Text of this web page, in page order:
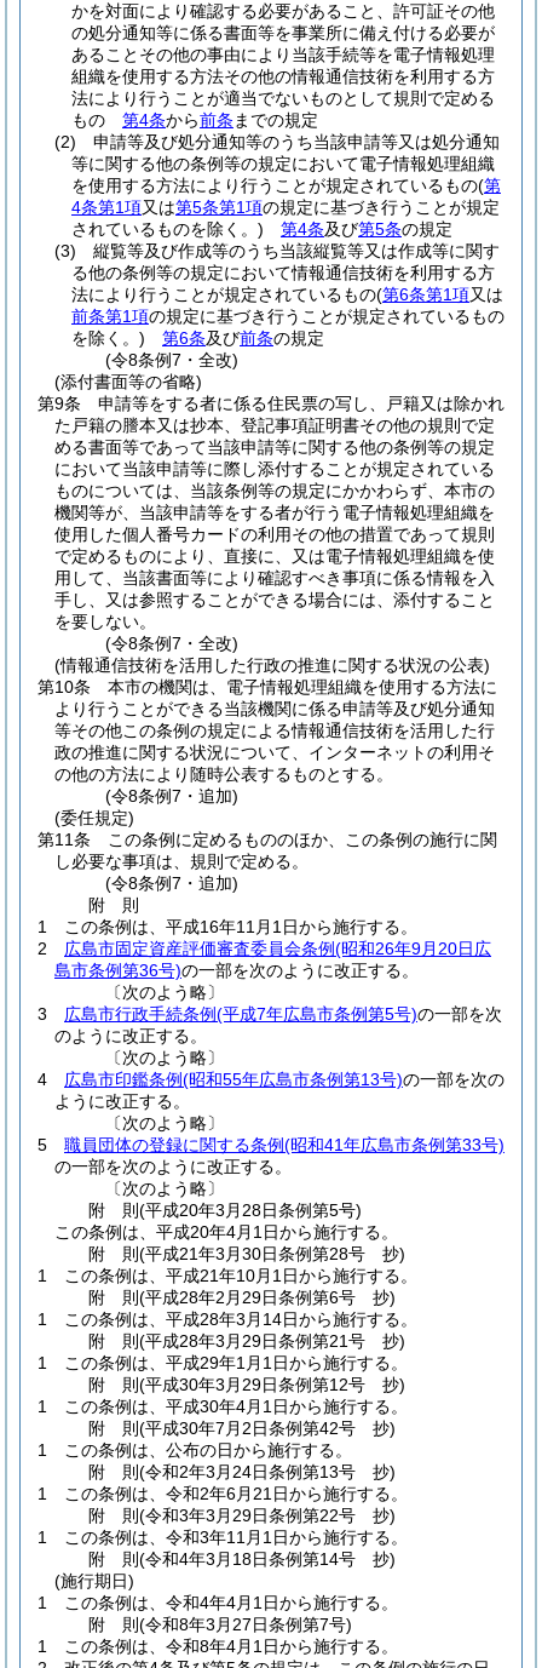
かを対面により確認する必要があること、許可証その他
の処分通知等に係る書面等を事業所に備え付ける必要が
あることその他の事由により当該手続等を電子情報処理
組織を使用する方法その他の情報通信技術を利用する方
法により行うことが適当でないものとして規則で定める
もの 第4条から前条 までの規定
(2)
申請等及び処分通知等のうち当該申請等又は処分通知
等に関する他の条例等の規定において電子情報処理組織
を使用する方法により行うことが規定されているもの(第
4条第1項又は第5条第1項の規定に基づき行うことが規定
されているものを除く。)
第4条及び第5条の規定
(3)
縦覧等及び作成等のうち当該縦覧等又は作成等に関す
る他の条例等の規定において情報通信技術を利用する方
法により行うことが規定されているもの(第6条第1項又は
前条第1項の規定に基づき行うことが規定されているもの
を除く。)
第6条及び前条の規定
(令8条例7・全改)
(添付書面等の省略)
第9条
申請等をする者に係る住民票の写し、戸籍又は除かれ
た戸籍の謄本又は抄本、登記事項証明書その他の規則で定
める書面等であって当該申請等に関する他の条例等の規定
において当該申請等に際し添付することが規定されている
ものについては、当該条例等の規定にかかわらず、本市の
機関等が、当該申請等をする者が行う電子情報処理組織を
使用した個人番号カードの利用その他の措置であって規則
で定めるものにより、直接に、又は電子情報処理組織を使
用して、当該書面等により確認すべき事項に係る情報を入
手し、又は参照することができる場合には、添付すること
を要しない。
(令8条例7・全改)
(情報通信技術を活用した行政の推進に関する状況の公表)
第10条
本市の機関は、電子情報処理組織を使用する方法に
より行うことができる当該機関に係る申請等及び処分通知
等その他この条例の規定による情報通信技術を活用した行
政の推進に関する状況について、インターネットの利用そ
の他の方法により随時公表するものとする。
(令8条例7・追加)
(委任規定)
第11条
この条例に定めるもののほか、この条例の施行に関
し必要な事項は、規則で定める。
(令8条例7・追加)
附 則
1
この条例は、平成16年11月1日から施行する。
2
広島市固定資産評価審査委員会条例(昭和26年9月20日広
島市条例第36号)の一部を次のように改正する。
〔次のよう略〕
3
広島市行政手続条例(平成7年広島市条例第5号)の一部を次
のように改正する。
〔次のよう略〕
4
広島市印鑑条例(昭和55年広島市条例第13号)の一部を次の
ように改正する。
〔次のよう略〕
5
職員団体の登録に関する条例(昭和41年広島市条例第33号)
の一部を次のように改正する。
〔次のよう略〕
附 則(平成20年3月28日条例第5号)
この条例は、平成20年4月1日から施行する。
附 則(平成21年3月30日条例第28号 抄)
1
この条例は、平成21年10月1日から施行する。
附 則(平成28年2月29日条例第6号 抄)
1
この条例は、平成28年3月14日から施行する。
附 則(平成28年3月29日条例第21号 抄)
1
この条例は、平成29年1月1日から施行する。
附 則(平成30年3月29日条例第12号 抄)
1
この条例は、平成30年4月1日から施行する。
附 則(平成30年7月2日条例第42号 抄)
1
この条例は、公布の日から施行する。
附 則(令和2年3月24日条例第13号 抄)
1
この条例は、令和2年6月21日から施行する。
附 則(令和3年3月29日条例第22号 抄)
1
この条例は、令和3年11月1日から施行する。
附 則(令和4年3月18日条例第14号 抄)
(施行期日)
1
この条例は、令和4年4月1日から施行する。
附 則(令和8年3月27日条例第7号)
1
この条例は、令和8年4月1日から施行する。